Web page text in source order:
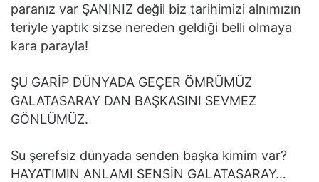
paranız var ŞANINIZ değil biz tarihimizi alnımızın
teriyle yaptık sizse nereden geldiği belli olmaya
kara parayla!
ŞU GARİP DÜNYADA GEÇER ÖMRÜMÜZ
GALATASARAY DAN BAŞKASINI SEVMEZ
GÖNLÜMÜZ.
Su şerefsiz dünyada senden başka kimim var?
HAYATIMIN ANLAMI SENSİN GALATASARAY…